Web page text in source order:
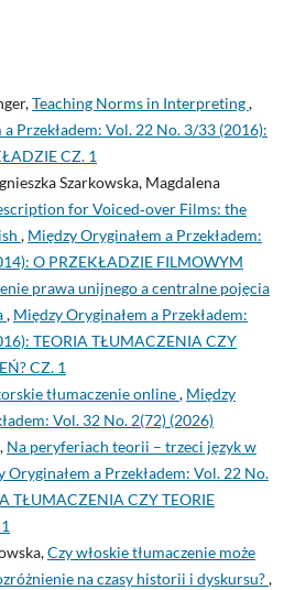
Teaching Norms in Interpreting,
Przekładem: Vol. 22 No. 3/33 (2016):
CZ. 1
Szarkowska, Magdalena
for Voiced‑over Films: the
, Między Oryginałem a Przekładem:
O PRZEKŁADZIE FILMOWYM
prawa unijnego a centralne pojęcia
, Między Oryginałem a Przekładem:
TEORIA TŁUMACZENIA CZY
CZ. 1
tłumaczenie online, Między
Vol. 32 No. 2(72) (2026)
Na peryferiach teorii – trzeci język w
Oryginałem a Przekładem: Vol. 22 No.
TŁUMACZENIA CZY TEORIE
Czy włoskie tłumaczenie może
na czasy historii i dyskursu?,